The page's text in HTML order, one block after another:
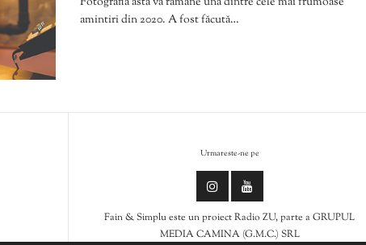
amintiri din 2020. A fost făcută…
Urmareste-ne pe
Fain & Simplu este un proiect Radio ZU, parte a GRUPUL
MEDIA CAMINA (G.M.C.) SRL